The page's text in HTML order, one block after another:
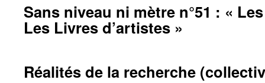
Sans niveau ni mètre n°51 : «
Les Livres d’artistes »
Réalités de la recherche